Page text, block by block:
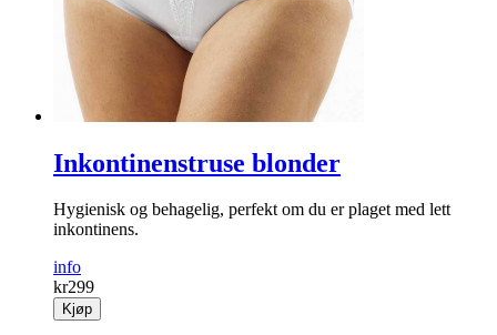
Inkontinenstruse blonder
Hygienisk og behagelig, perfekt om du er plaget med lett
inkontinens.
info
kr299
Kjøp